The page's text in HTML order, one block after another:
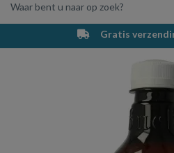
Waar bent u naar op zoek?
Winkelwagen
Uw
Vul hem met
Gratis